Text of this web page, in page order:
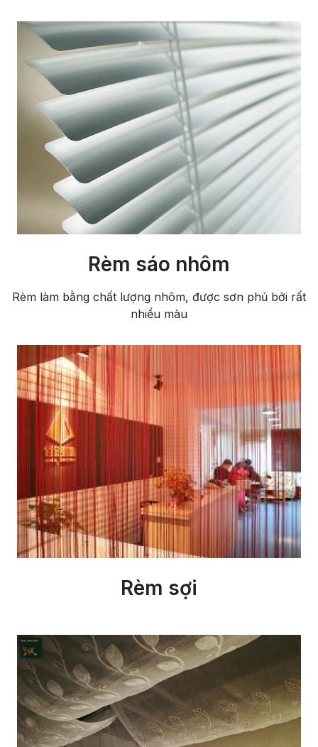
Rèm sáo nhôm
Rèm làm bằng chất lượng nhôm, được sơn phủ bởi rất
nhiều màu
Rèm sợi